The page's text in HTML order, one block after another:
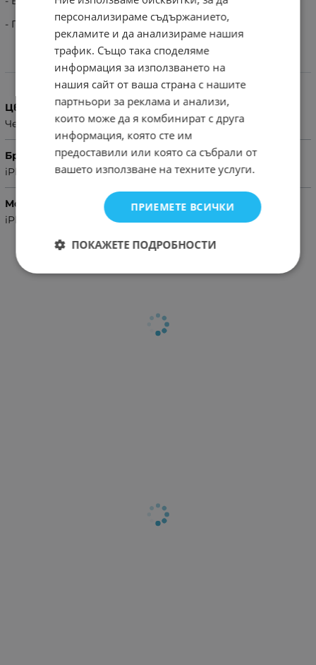
- Приятен на допир материал.
Характеристики
Цвят
Черен
Бранд
iPhone
Модел Телефон
iPhone 16 Pro
персонализираме съдържанието,
рекламите и да анализираме нашия
трафик. Също така споделяме
информация за използването на
нашия сайт от ваша страна с нашите
партньори за реклама и анализи,
които може да я комбинират с друга
информация, която сте им
предоставили или която са събрали от
вашето използване на техните услуги.
ПРИЕМЕТЕ ВСИЧКИ
ПОКАЖЕТЕ ПОДРОБНОСТИ